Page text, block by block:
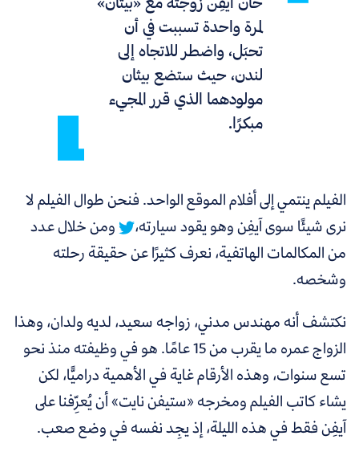
لمرة واحدة تسببت في أن
تحبَل، واضطر للاتجاه إلى
لندن، حيث ستضع بيثان
مولودهما الذي قرر المجيء
مبكرًا.
الفيلم ينتمي إلى أفلام الموقع الواحد.فنحن طوال الفيلم لا
نرى شيئًا سوى آيفِن وهو يقود سيارته،
ومن خلال عدد
من المكالمات الهاتفية، نعرف كثيرًا عن حقيقة رحلته
وشخصه.
نكتشف أنه مهندس مدني، زواجه سعيد، لديه ولدان، وهذا
الزواج عمره ما يقرب من 15 عامًا. هو في وظيفته منذ نحو
تسع سنوات، وهذه الأرقام غاية في الأهمية دراميًّا، لكن
يشاء كاتب الفيلم ومخرجه «ستيفن نايت» أن يُعرِّفنا على
آيفِن فقط في هذه الليلة، إذ يجِد نفسه في وضع صعب.